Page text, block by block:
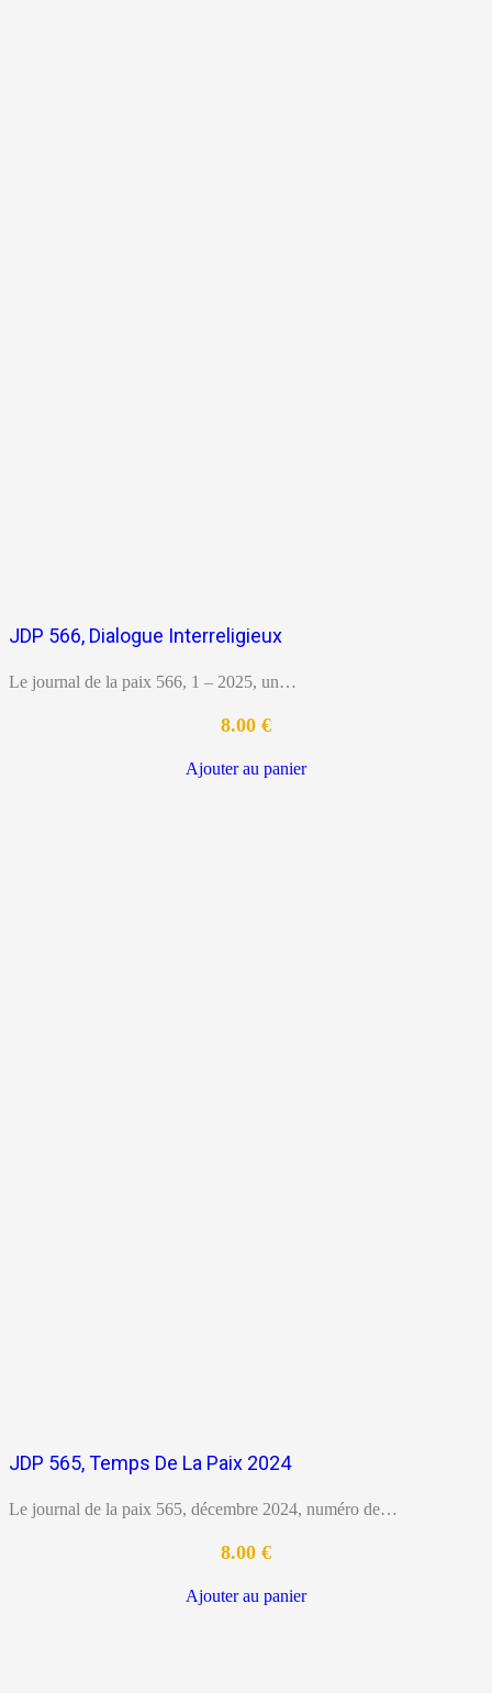
JDP 566, Dialogue Interreligieux
Le journal de la paix 566, 1 – 2025, un…
8.00 €
Ajouter au panier
JDP 565, Temps De La Paix 2024
Le journal de la paix 565, décembre 2024, numéro de…
8.00 €
Ajouter au panier